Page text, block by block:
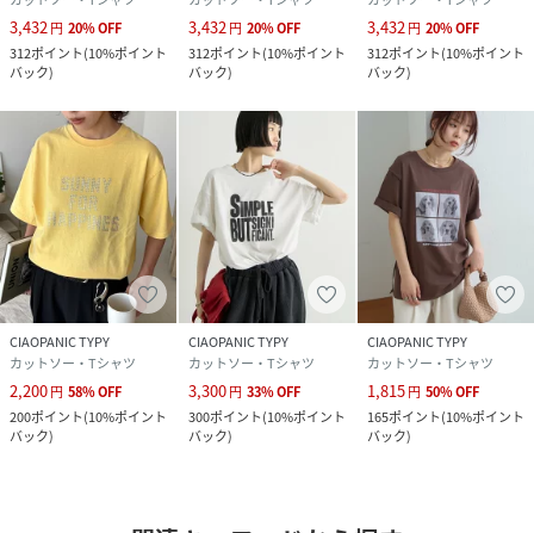
3,432円 20%OFF
312ポイント(10%ポイント
バック)
3,432円 20%OFF
312ポイント(10%ポイント
バック)
3,432円 20%OFF
312ポイント(10%ポイント
バック)
CIAOPANIC TYPY
カットソー・Tシャツ
2,200円 58%OFF
200ポイント(10%ポイント
バック)
CIAOPANIC TYPY
カットソー・Tシャツ
3,300円 33%OFF
300ポイント(10%ポイント
バック)
CIAOPANIC TYPY
カットソー・Tシャツ
1,815円 50%OFF
165ポイント(10%ポイント
バック)